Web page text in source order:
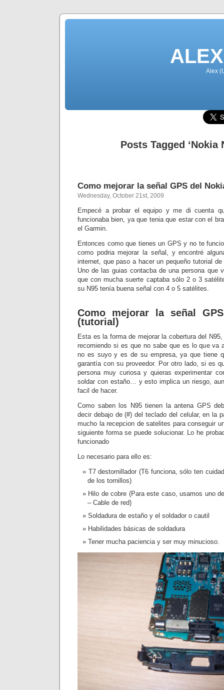
Alex
Posts Tagged ‘Nokia
Como mejorar la señal GPS del
Wednesday, October 21st, 2009
Empecé a probar el equipo y me di cuenta
funcionaba bien, ya que tenia que estar con el
el Garmin.
Entonces como que tienes un GPS y no te
como podria mejorar la señal, y encontré
internet, que paso a hacer un pequeño tutorial
Uno de las guias contacba de una persona que
que con mucha suerte captaba sólo 2 o 3
su N95 tenía buena señal con 4 o 5 satélites.
Como mejorar la señal
(tutorial)
Esta es la forma de mejorar la cobertura del
recomiendo si es que no sabe que es lo que va
no es suyo y es de su empresa, ya que tiene
garantía con su proveedor. Por otro lado, si es
persona muy curiosa y quieras experimentar
soldar con estaño… y esto implica un riesgo,
facil de hacer.
Como saben los N95 tienen la antena GPS
decir debajo de (#) del teclado del celular, en la
mucho la recepcion de satelites para conseguir
siguiente forma se puede solucionar. Lo he
funcionado
Lo necesario para ello es:
T7 destornillador (T6 funciona, sólo ten
de los tornillos)
Hilo de cobre (Para este caso, usamos uno
– Cable de red)
Soldadura de estaño y el soldador o cautil
Habilidades básicas de soldadura
Tener mucha paciencia y ser muy minucioso.